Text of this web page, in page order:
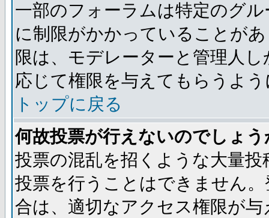
一部のフォーラムは特定のグ
に制限がかかっていることが
限は、モデレーターと管理人
応じて権限を与えてもらうよ
トップに戻る
何故投票が行えないのでしょう
投票の混乱を招くような大量
投票を行うことはできません
合は、適切なアクセス権限が